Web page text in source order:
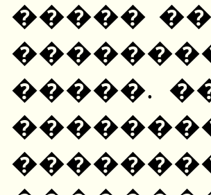
�����
�����.